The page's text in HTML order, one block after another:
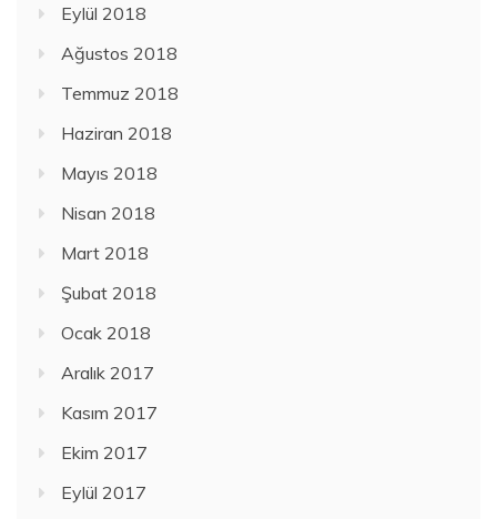
Eylül 2018
Ağustos 2018
Temmuz 2018
Haziran 2018
Mayıs 2018
Nisan 2018
Mart 2018
Şubat 2018
Ocak 2018
Aralık 2017
Kasım 2017
Ekim 2017
Eylül 2017